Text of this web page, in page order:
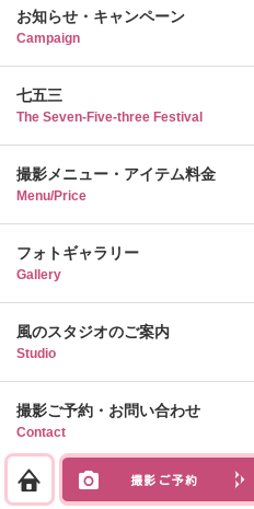
お知らせ・キャンペーン
Campaign
七五三
The Seven-Five-three Festival
撮影メニュー・アイテム料金
Menu/Price
フォトギャラリー
Gallery
風のスタジオのご案内
Studio
撮影ご予約・お問い合わせ
Contact
撮影ご予約